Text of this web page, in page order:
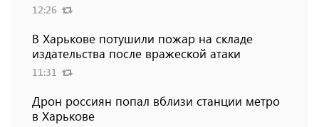
12:26
В Харькове потушили пожар на складе
издательства после вражеской атаки
11:31
Дрон россиян попал вблизи станции метро
в Харькове